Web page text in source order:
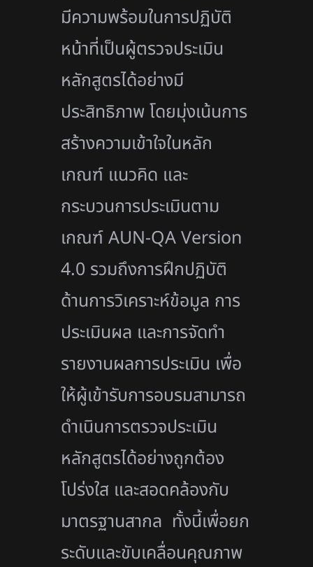
มีความพร้อมในการปฏิบัติ
หน้าที่เป็นผู้ตรวจประเมิน
หลักสูตรได้อย่างมี
ประสิทธิภาพ โดยมุ่งเน้นการ
สร้างความเข้าใจในหลัก
เกณฑ์ แนวคิด และ
กระบวนการประเมินตาม
เกณฑ์ AUN-QA Version
4.0 รวมถึงการฝึกปฏิบัติ
ด้านการวิเคราะห์ข้อมูล การ
ประเมินผล และการจัดทำ
รายงานผลการประเมิน เพื่อ
ให้ผู้เข้ารับการอบรมสามารถ
ดำเนินการตรวจประเมิน
หลักสูตรได้อย่างถูกต้อง
โปร่งใส และสอดคล้องกับ
มาตรฐานสากล ทั้งนี้เพื่อยก
ระดับและขับเคลื่อนคุณภาพ